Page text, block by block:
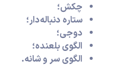
چکش؛
ستاره دنباله‌دار؛
دوجی؛
الگوی بلعنده؛
الگوی سر و شانه.